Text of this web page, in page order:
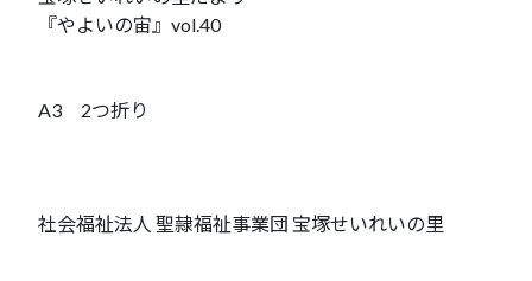
『やよいの宙』vol.40
A3 2つ折り
社会福祉法人 聖隷福祉事業団 宝塚せいれいの里